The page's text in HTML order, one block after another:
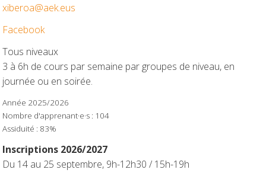
xiberoa@aek.eus
Facebook
Tous niveaux
3 à 6h de cours par semaine par groupes de niveau, en
journée ou en soirée.
Année 2025/2026
Nombre d'apprenant·e·s : 104
Assiduité : 83%
Inscriptions 2026/2027
Du 14 au 25 septembre, 9h-12h30 / 15h-19h